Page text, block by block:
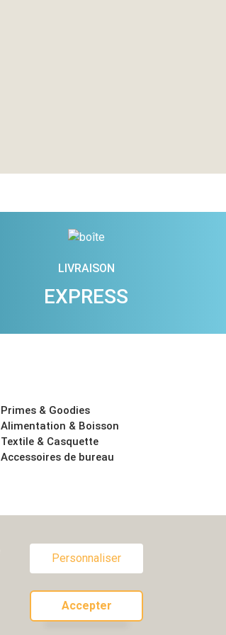
LIVRAISON
EXPRESS
Primes & Goodies
Alimentation & Boisson
Textile & Casquette
Accessoires de bureau
Personnaliser
Accepter